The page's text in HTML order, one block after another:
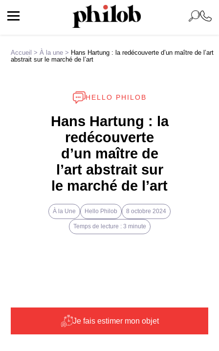
Accueil >À la une > Hans Hartung : la redécouverte d’un maître de l’art
abstrait sur le marché de l’art
HELLO PHILOB
Hans Hartung : la
redécouverte
d’un maître de
l’art abstrait sur
le marché de l’art
À la Une Hello Philob 8 octobre 2024
Temps de lecture : 3 minute
Je fais estimer mon objet